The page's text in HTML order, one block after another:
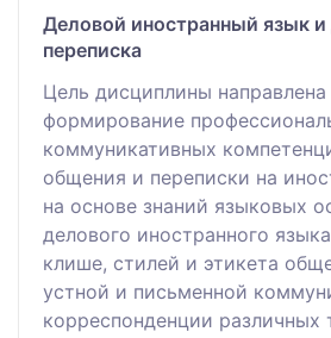
Деловой иностранный язык и
переписка
Цель дисциплины направлена
формирование
коммуникативных
общения и переписки на
на основе знаний языковых
делового иностранного
клише, стилей и этикета
устной и письменной
корреспонденции различных